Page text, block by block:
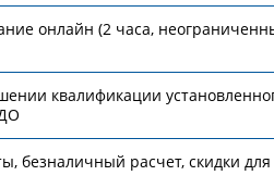
онлайн (2 часа,
квалификации
безналичный расчет, скидки для